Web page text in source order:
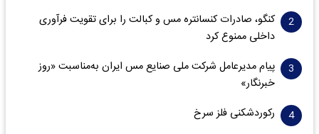
کنگو، صادرات کنسانتره مس و کبالت را برای تقویت فرآوری
داخلی ممنوع کرد
پیام مدیرعامل شرکت ملی صنایع مس ایران به‌مناسبت «روز
خبرنگار»
رکوردشکنی فلز سرخ